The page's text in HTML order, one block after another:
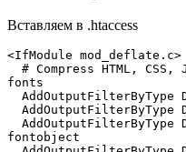
Вставляем в .htaccess
<IfModule mod_deflate.c>
fonts
fontobject